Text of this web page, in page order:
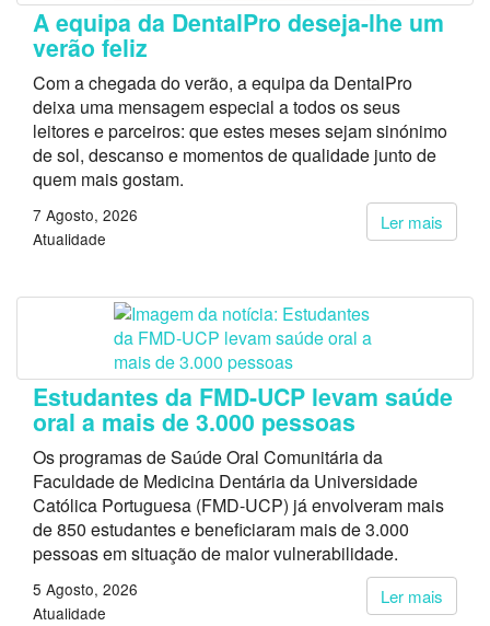
A equipa da DentalPro deseja-lhe um
verão feliz
Com a chegada do verão, a equipa da DentalPro
deixa uma mensagem especial a todos os seus
leitores e parceiros: que estes meses sejam sinónimo
de sol, descanso e momentos de qualidade junto de
quem mais gostam.
Ler mais
7 Agosto, 2026
Atualidade
Estudantes da FMD-UCP levam saúde
oral a mais de 3.000 pessoas
Os programas de Saúde Oral Comunitária da
Faculdade de Medicina Dentária da Universidade
Católica Portuguesa (FMD-UCP) já envolveram mais
de 850 estudantes e beneficiaram mais de 3.000
pessoas em situação de maior vulnerabilidade.
Ler mais
5 Agosto, 2026
Atualidade